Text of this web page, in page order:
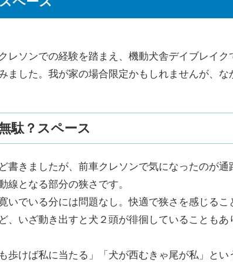
レソンでの経験を踏まえ、機動犬舎デイブレイク
ました。我が家の場合限定かもしれませんが、な
駄？スペース
書きましたが、前車クレソンで気になったのが通
線となる部分の狭さです。
いでいる分には問題なし。快適で狭さを感じるこ
、いざ動き出すと犬２頭が徘徊していることも
歩けば私に当たる」「犬が西むきゃ尾が私」とい